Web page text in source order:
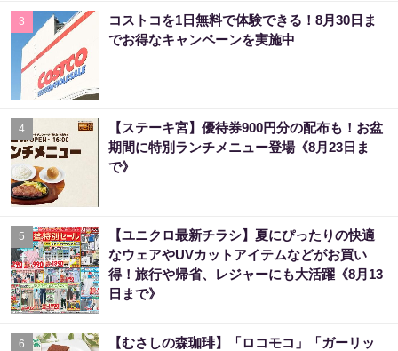
3
コストコを1日無料で体験できる！8月30日ま
でお得なキャンペーンを実施中
4
【ステーキ宮】優待券900円分の配布も！お盆
期間に特別ランチメニュー登場《8月23日ま
で》
5
【ユニクロ最新チラシ】夏にぴったりの快適
なウェアやUVカットアイテムなどがお買い
得！旅行や帰省、レジャーにも大活躍《8月13
日まで》
6
【むさしの森珈琲】「ロコモコ」「ガーリッ